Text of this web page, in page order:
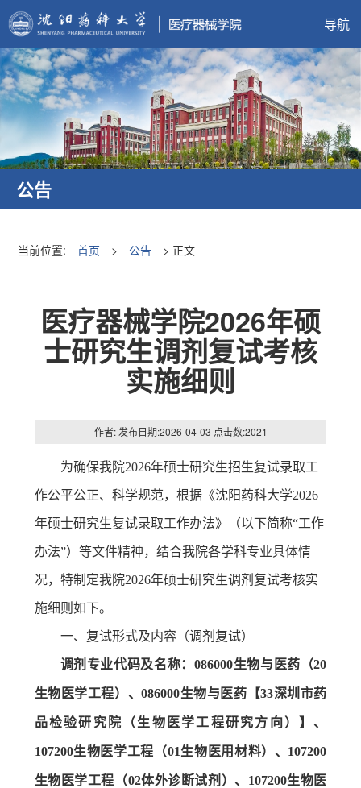
导航
公告
当前位置: 首页 > 公告 > 正文
医疗器械学院2026年硕
士研究生调剂复试考核
实施细则
作者: 发布日期:2026-04-03 点击数:2021
为确保我院2026年硕士研究生招生复试录取工
作公平公正、科学规范，根据《沈阳药科大学2026
年硕士研究生复试录取工作办法》（以下简称“工作
办法”）等文件精神，结合我院各学科专业具体情
况，特制定我院2026年硕士研究生调剂复试考核实
施细则如下。
一、复试形式及内容（调剂复试）
调剂专业代码及名称： 086000生物与医药（20
生物医学工程）、086000生物与医药【33深圳市药
品检验研究院（生物医学工程研究方向）】、
107200生物医学工程（01生物医用材料）、 107200
生物医学工程（02体外诊断试剂）、 107200生物医